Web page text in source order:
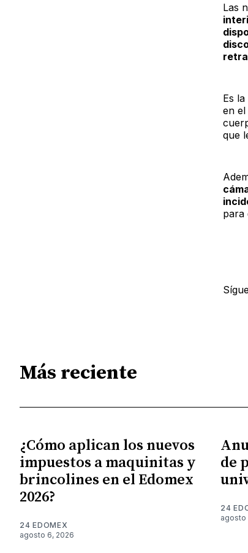
Las
Es
en
que
para
Más reciente
¿Cómo aplican los nuevos
impuestos a maquinitas y
brincolines en el Edomex
2026?
24 EDOMEX
agosto 6, 2026
de
24
agosto